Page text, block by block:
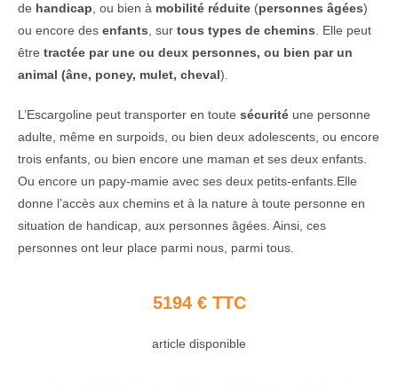
de handicap , ou bien à mobilité réduite (personnes âgées)
ou encore des enfants , sur tous types de chemins . Elle peut
être tractée par une ou deux personnes, ou bien par un
animal (âne, poney, mulet, cheval).
L’Escargoline peut transporter en toute sécurité une personne
adulte, même en surpoids, ou bien deux adolescents, ou encore
trois enfants, ou bien encore une maman et ses deux enfants.
Ou encore un papy-mamie avec ses deux petits-enfants.Elle
donne l’accès aux chemins et à la nature à toute personne en
situation de handicap, aux personnes âgées. Ainsi, ces
personnes ont leur place parmi nous, parmi tous.
5194 € TTC
article disponible